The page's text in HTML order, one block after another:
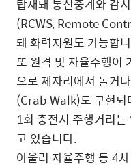
탑재돼 통신중계와 감
(RCWS, Remote
돼 화력지원도 가능합
또 원격 및 자율주행이
으로 제자리에서 돌거
(Crab Walk)도 구현되
1회 충전시 주행거리
고 있습니다.
아울러 자율주행 등 4